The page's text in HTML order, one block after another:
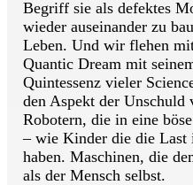
Begriff sie als defektes
wieder auseinander zu
Leben. Und wir flehen
Quantic Dream mit
Quintessenz vieler
den Aspekt der Unschuld
Robotern, die in eine
– wie Kinder die die Last
haben. Maschinen, die
als der Mensch selbst.